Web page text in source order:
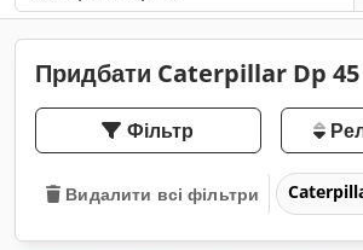
Придбати Caterpillar Dp
Фільтр
Видалити всі фільтри